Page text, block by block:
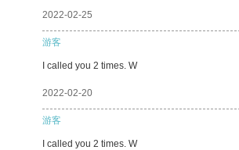
2022-02-25
游客
I called you 2 times. W
2022-02-20
游客
I called you 2 times. W